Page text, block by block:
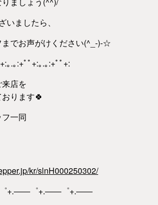
いましたら、
でお声がけください(^_-)-☆
｡.｡:+ﾟﾟ+:｡.｡:+ﾟﾟ+:
店を
ります🍀
一同
kr/slnH000250302/
+.――゜+.――゜+.――